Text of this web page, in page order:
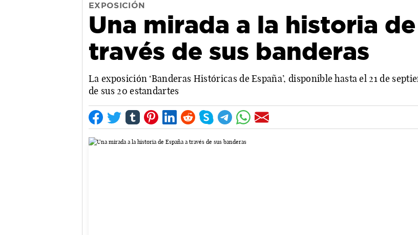
EXPOSICIÓN
Una mirada a la historia de
través de sus banderas
La exposición ‘Banderas Históricas de España’, disponible hasta el 21 de
de sus 20 estandartes